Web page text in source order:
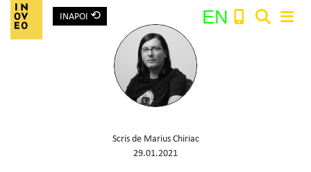
Main Navigation
INAPOI ⟲ EN
Search:
Scris de Marius Chiriac
29.01.2021